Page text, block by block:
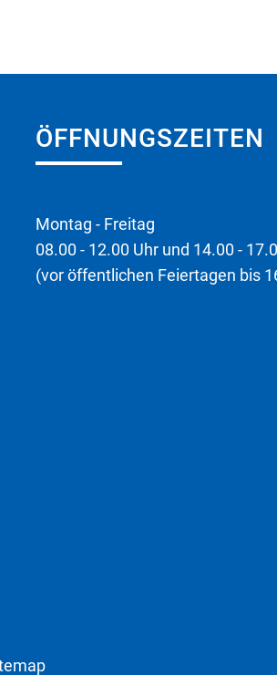
ÖFFNUNGSZEITEN
Montag - Freitag
08.00 - 12.00 Uhr und 14.00 -
(vor öffentlichen Feiertagen bis